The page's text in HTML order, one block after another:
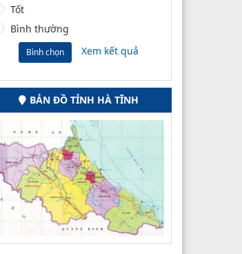
Tốt
Bình thường
Bình chọn Xem kết quả
BẢN ĐỒ TỈNH HÀ TĨNH